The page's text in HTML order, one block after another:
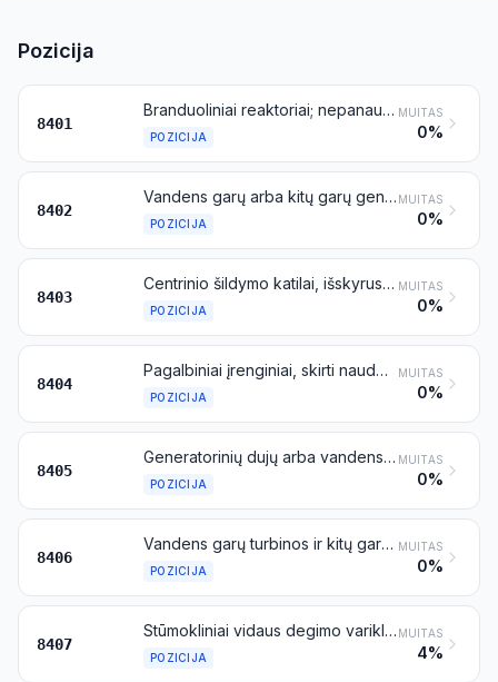
Pozicija
8401
Branduoliniai reaktoriai; nepanaudoti (neapšvitinti) branduolinių reaktorių kuro elementai (kasetės); izotopų atskyrimo įrenginiai ir aparatūra
POZICIJA
MUITAS
0%
8402
Vandens garų arba kitų garų generavimo katilai (išskyrus centrinio šildymo karšto vandens katilus, taip pat galinčius generuoti mažo slėgio vandens garus); perkaitinto vandens katilai
POZICIJA
MUITAS
0%
8403
Centrinio šildymo katilai, išskyrus priskiriamus 8402 pozicijai
POZICIJA
MUITAS
0%
8404
Pagalbiniai įrenginiai, skirti naudoti kartu su katilais, priskiriamais 8402 arba 8403 pozicijai (pavyzdžiui, katilo šilumokaičiai, perkaitintuvai, suodžių šalintuvai, dujų rekuperatoriai); vandens garų arba kitų garų jėgainių kondensatoriai
POZICIJA
MUITAS
0%
8405
Generatorinių dujų arba vandens dujų generatoriai, su valytuvais arba be jų; acetileno dujų generatoriai ir panašūs vandens proceso dujų generatoriai, su valytuvais arba be jų
POZICIJA
MUITAS
0%
8406
Vandens garų turbinos ir kitų garų turbinos
POZICIJA
MUITAS
0%
8407
Stūmokliniai vidaus degimo varikliai su kibirkštiniu uždegimu ir grįžtamai slenkamuoju arba rotaciniu stūmoklio judėjimu
POZICIJA
MUITAS
4%